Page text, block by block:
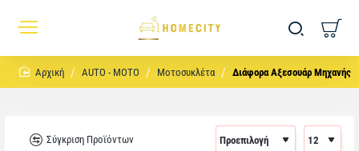
homeAUTO - MOTO Μοτοσυκλέτα Διάφορα Αξεσουάρ Μηχανής
Σύγκριση Προϊόντων